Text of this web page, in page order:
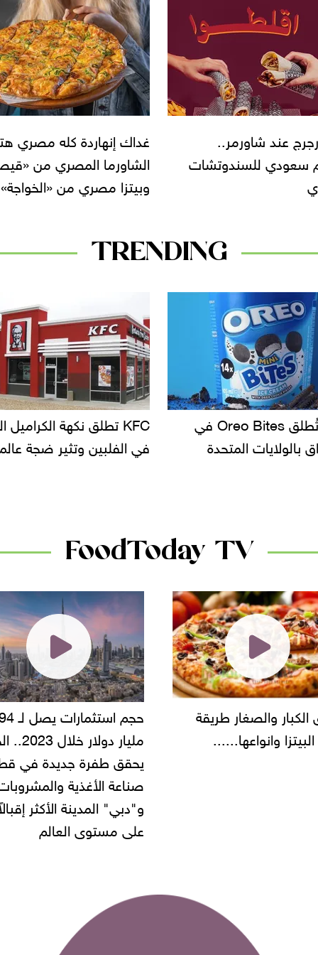
كله مصري هتاكل
المصري من «قيصر»
مصري من «الخواجة»
الشاورما بقت سجق في
الحمرا والمشروم ستيك
Dash Burger
TRENDING
KFC تطلق نكهة الكراميل المملح
وتثير ضجة عالمية
دعوات للتحقيق في أسباب
سحب بعض ألبان
FoodToday TV
حجم استثمارات يصل لـ 94
"أمن القاهرة" يضبط
شركة مطاعم استولى على
أموال المواطنين بزعم